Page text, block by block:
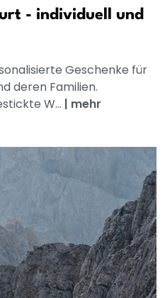
- individuell und
Geschenke für
deren Familien.
W... | mehr